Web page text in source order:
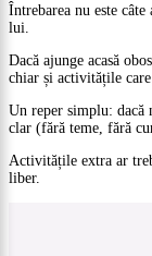
Întrebarea nu este
lui.
Dacă ajunge acasă
chiar și activitățile
Un reper simplu: dacă
clar (fără teme, fără
Activitățile extra ar
liber.